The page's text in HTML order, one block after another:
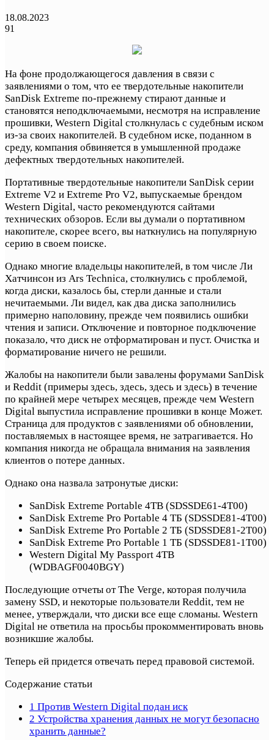
18.08.2023
91
На фоне продолжающегося давления в связи с
заявлениями о том, что ее твердотельные накопители
SanDisk Extreme по-прежнему стирают данные и
становятся неподключаемыми, несмотря на исправление
прошивки, Western Digital столкнулась с судебным иском
из-за своих накопителей. В судебном иске, поданном в
среду, компания обвиняется в умышленной продаже
дефектных твердотельных накопителей.
Портативные твердотельные накопители SanDisk серии
Extreme V2 и Extreme Pro V2, выпускаемые брендом
Western Digital, часто рекомендуются сайтами
технических обзоров. Если вы думали о портативном
накопителе, скорее всего, вы наткнулись на популярную
серию в своем поиске.
Однако многие владельцы накопителей, в том числе Ли
Хатчинсон из Ars Technica, столкнулись с проблемой,
когда диски, казалось бы, стерли данные и стали
нечитаемыми. Ли видел, как два диска заполнились
примерно наполовину, прежде чем появились ошибки
чтения и записи. Отключение и повторное подключение
показало, что диск не отформатирован и пуст. Очистка и
форматирование ничего не решили.
Жалобы на накопители были завалены форумами SanDisk
и Reddit (примеры здесь, здесь, здесь и здесь) в течение
по крайней мере четырех месяцев, прежде чем Western
Digital выпустила исправление прошивки в конце Может.
Страница для продуктов с заявлениями об обновлении,
поставляемых в настоящее время, не затрагивается. Но
компания никогда не обращала внимания на заявления
клиентов о потере данных.
Однако она назвала затронутые диски:
SanDisk Extreme Portable 4TB (SDSSDE61-4T00)
SanDisk Extreme Pro Portable 4 ТБ (SDSSDE81-4T00)
SanDisk Extreme Pro Portable 2 ТБ (SDSSDE81-2T00)
SanDisk Extreme Pro Portable 1 ТБ (SDSSDE81-1T00)
Western Digital My Passport 4TB
(WDBAGF0040BGY)
Последующие отчеты от The Verge, которая получила
замену SSD, и некоторые пользователи Reddit, тем не
менее, утверждали, что диски все еще сломаны. Western
Digital не ответила на просьбы прокомментировать вновь
возникшие жалобы.
Теперь ей придется отвечать перед правовой системой.
Содержание статьи
1 Против Western Digital подан иск
2 Устройства хранения данных не могут безопасно
хранить данные?